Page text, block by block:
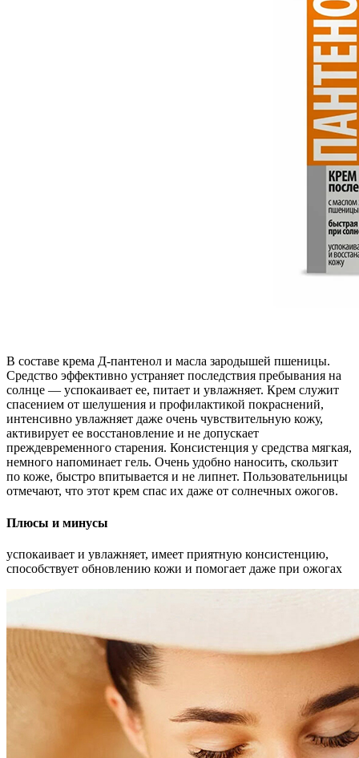
В составе крема Д-пантенол и масла зародышей пшеницы.
Средство эффективно устраняет последствия пребывания на
солнце — успокаивает ее, питает и увлажняет. Крем служит
спасением от шелушения и профилактикой покраснений,
интенсивно увлажняет даже очень чувствительную кожу,
активирует ее восстановление и не допускает
преждевременного старения. Консистенция у средства мягкая,
немного напоминает гель. Очень удобно наносить, скользит
по коже, быстро впитывается и не липнет. Пользовательницы
отмечают, что этот крем спас их даже от солнечных ожогов.
Плюсы и минусы
успокаивает и увлажняет, имеет приятную консистенцию,
способствует обновлению кожи и помогает даже при ожогах